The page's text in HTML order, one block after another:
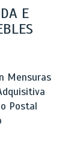
E
Mensuras
Postal